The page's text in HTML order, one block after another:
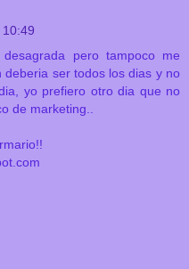
pero tampoco me
ser todos los dias y no
yo prefiero otro dia que no
de marketing..